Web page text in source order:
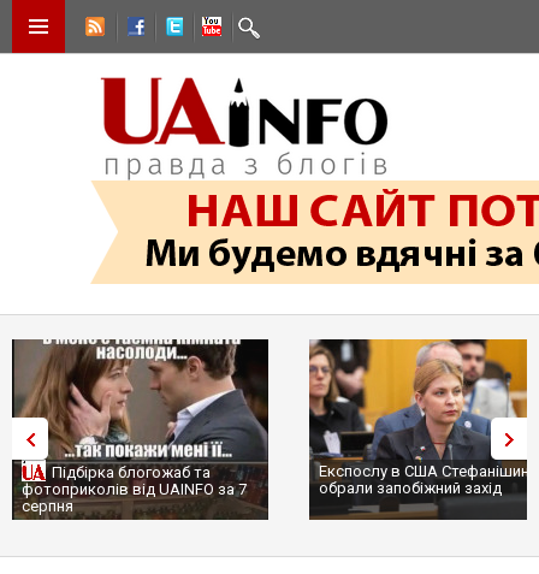
Підбірка блогожаб та
фотоприколів від UAINFO за 7
серпня
Експослу в США
обрали запобіжний захід